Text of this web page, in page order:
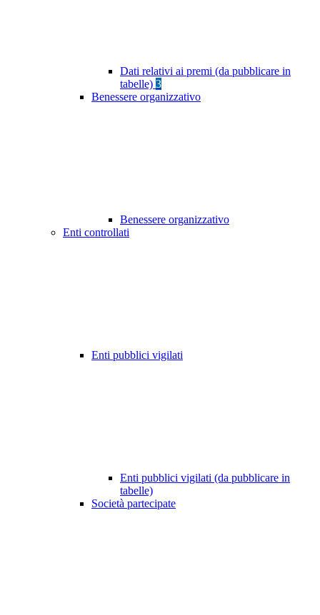
Dati relativi ai premi (da pubblicare in
tabelle) 3
Benessere organizzativo
Benessere organizzativo
Enti controllati
Enti pubblici vigilati
Enti pubblici vigilati (da pubblicare in
tabelle)
Società partecipate